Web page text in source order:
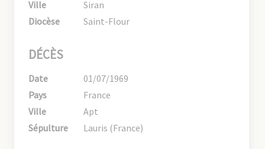
Ville
Siran
Diocèse
Saint-Flour
DÉCÈS
Date
01/07/1969
Pays
France
Ville
Apt
Sépulture
Lauris (France)